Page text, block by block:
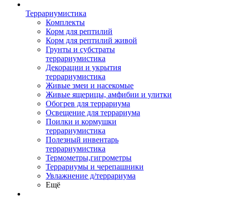
Террариумистика
Комплекты
Корм для рептилий
Корм для рептилий живой
Грунты и субстраты
террариумистика
Декорации и укрытия
террариумистика
Живые змеи и насекомые
Живые ящерицы, амфибии и улитки
Обогрев для террариума
Освещение для террариума
Поилки и кормушки
террариумистика
Полезный инвентарь
террариумистика
Термометры,гигрометры
Террариумы и черепашники
Увлажнение д/террариума
Ещё